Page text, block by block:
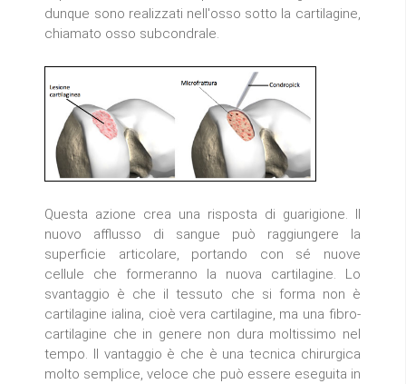
dunque sono realizzati nell'osso sotto la cartilagine,
chiamato osso subcondrale.
Questa azione crea una risposta di guarigione. Il
nuovo afflusso di sangue può raggiungere la
superficie articolare, portando con sé nuove
cellule che formeranno la nuova cartilagine. Lo
svantaggio è che il tessuto che si forma non è
cartilagine ialina, cioè vera cartilagine, ma una fibro-
cartilagine che in genere non dura moltissimo nel
tempo. Il vantaggio è che è una tecnica chirurgica
molto semplice, veloce che può essere eseguita in